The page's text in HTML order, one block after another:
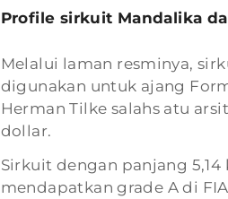
Profile sirkuit Mandalika
Melalui laman resminya,
digunakan untuk ajang
Herman Tilke salahs atu
dollar.
Sirkuit dengan panjang
mendapatkan grade A di